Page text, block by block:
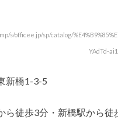
s/officee.jp/sp/catalog/
YAdTd-
新橋1-3-5
ら徒歩3分・新橋駅から徒